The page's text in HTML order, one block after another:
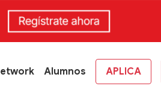
Alumnos APLICA